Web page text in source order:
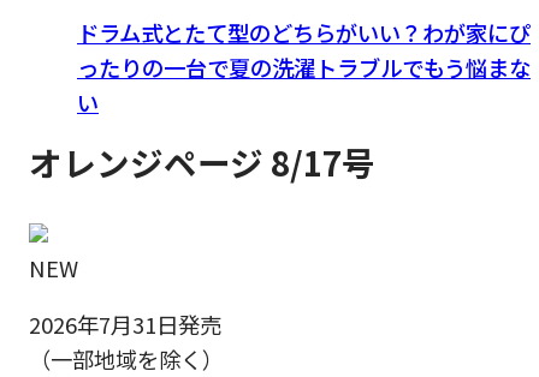
ドラム式とたて型のどちらがいい？わが家にぴ
ったりの一台で夏の洗濯トラブルでもう悩まな
い
オレンジページ 8/17号
NEW
2026年7月31日発売
（一部地域を除く）